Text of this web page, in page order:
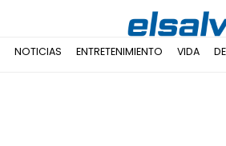
NOTICIAS ENTRETENIMIENTO VIDA